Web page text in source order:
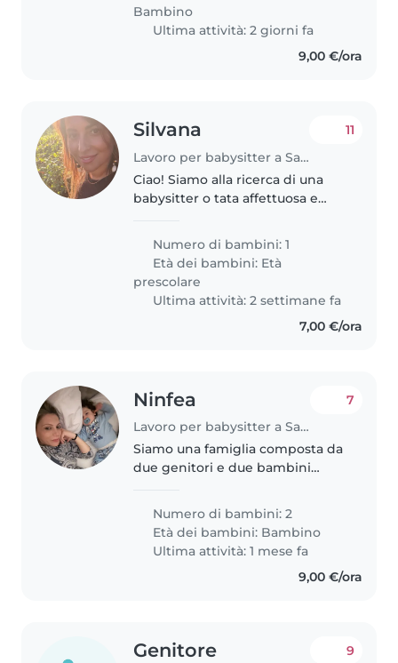
Bambino
Ultima attività: 2 giorni fa
9,00 €/ora
Silvana
Lavoro per babysitter a Salerno
11
Ciao! Siamo alla ricerca di una
babysitter o tata affettuosa e
creativa e molto giocosa. La
nostra casa accoglie anche..
Numero di bambini: 1
Età dei bambini: Età
prescolare
Ultima attività: 2 settimane fa
7,00 €/ora
Ninfea
Lavoro per babysitter a Salerno
7
Siamo una famiglia composta da
due genitori e due bambini
Roberto, di tre anni. La nostra è
una casa dinamica, piena di
energia, affetto e attenzione..
Numero di bambini: 2
Età dei bambini: Bambino
Ultima attività: 1 mese fa
9,00 €/ora
Genitore 9